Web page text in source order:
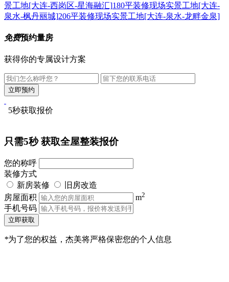
景工地[大连-西岗区-星海融汇]180平装修现场实景工地[大连-
泉水-枫丹丽城]206平装修现场实景工地[大连-泉水-龙畔金泉]
免费预约量房
获得你的专属设计方案
5秒获取报价
只需5秒获取全屋整装报价
您的称呼
装修方式
新房装修
旧房改造
房屋面积
m2
手机号码
立即获取
*为了您的权益，杰美将严格保密您的个人信息